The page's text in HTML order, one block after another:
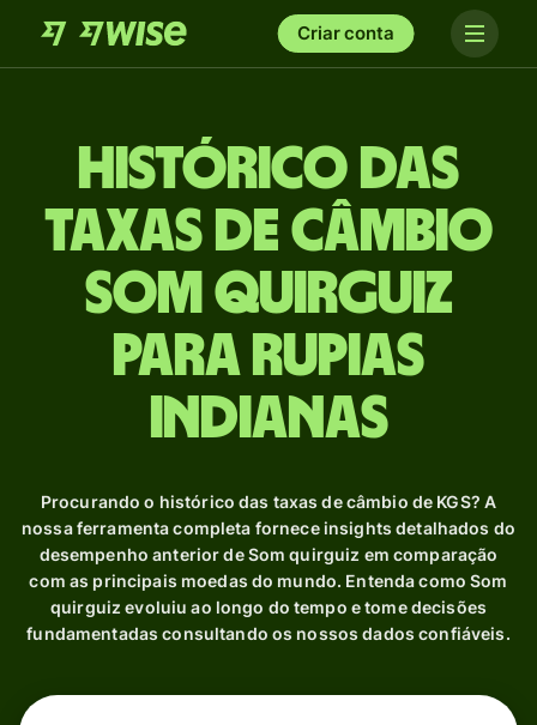
Criar conta
Histórico das
taxas de câmbio
Som quirguiz
para Rupias
indianas
Procurando o histórico das taxas de câmbio de KGS? A
nossa ferramenta completa fornece insights detalhados do
desempenho anterior de Som quirguiz em comparação
com as principais moedas do mundo. Entenda como Som
quirguiz evoluiu ao longo do tempo e tome decisões
fundamentadas consultando os nossos dados confiáveis.